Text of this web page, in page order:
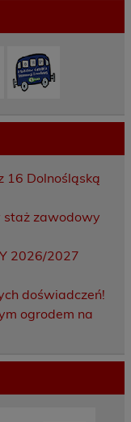
16 Dolnośląską
zawodowy
2026/2027
doświadczeń!
ogrodem na